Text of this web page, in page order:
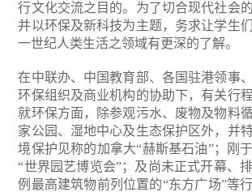
行文化交流之目的。为了切合现代社会
并以环保及新科技为主题，务求让学生
一世纪人类生活之领域有更深的了解。
在中联办、中国教育部、各国驻港领事
环保组织及商业机构的协助下，有关行
就环保方面，除参观污水、废物及物料
家公园、湿地中心及生态保护区外，并
境保护见称的加拿大“赫斯基石油”；刚
“世界园艺博览会”；及尚未正式开幕、
例最高建筑物前列位置的“东方广场”等